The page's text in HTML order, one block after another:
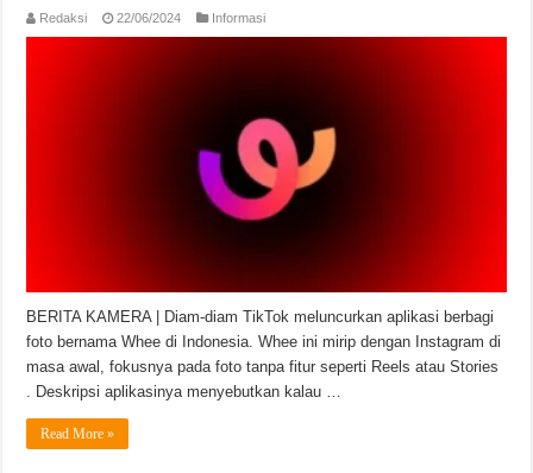
Redaksi 22/06/2024 Informasi
BERITA KAMERA | Diam-diam TikTok meluncurkan aplikasi berbagi
foto bernama Whee di Indonesia. Whee ini mirip dengan Instagram di
masa awal, fokusnya pada foto tanpa fitur seperti Reels atau Stories
. Deskripsi aplikasinya menyebutkan kalau …
Read More »